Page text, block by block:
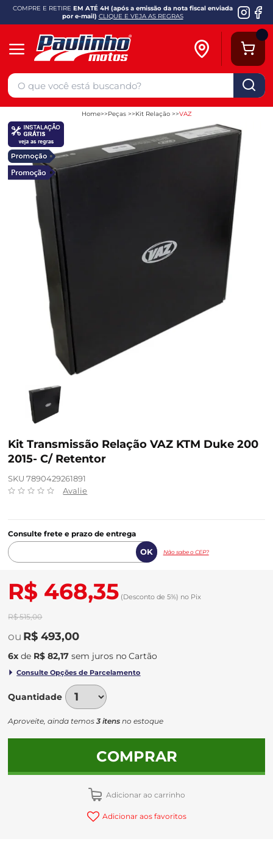
COMPRE E RETIRE EM ATÉ 4H (após a emissão da nota fiscal enviada
por e-mail) CLIQUE E VEJA AS REGRAS
Home Peças Kit Relação VAZ
Kit Transmissão Relação VAZ KTM Duke 200
2015- C/ Retentor
SKU 7890429261891
Avalie
Consulte frete e prazo de entrega
Não sabe o CEP?
R$ 468,35 (Desconto de 5%) no Pix
R$ 515,00
R$ 493,00
6x de R$ 82,17 sem juros no
Quantidade
Aproveite, ainda temos3 itens no estoque
COMPRAR
Adicionar ao carrinho
Adicionar aos favoritos